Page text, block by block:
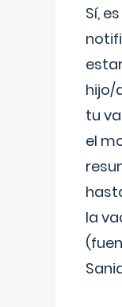
Sí,
hijo/
tu
el
la